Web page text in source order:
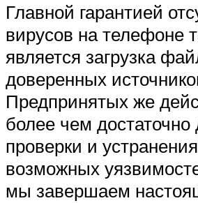
Главной гарантией
вирусов на телефоне
является загрузка
доверенных
Предпринятых же
более чем достаточно
проверки и
возможных
мы завершаем